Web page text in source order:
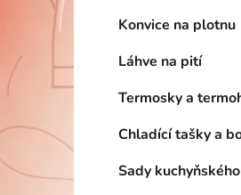
Konvice na plotnu
Láhve na pití
Termosky a
Chladící tašky a
Sady